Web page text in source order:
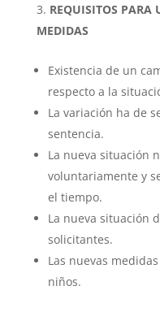
REQUISITOS PARA
MEDIDAS
Existencia de un
respecto a la
La variación ha de
sentencia.
La nueva situación
voluntariamente y
el tiempo.
La nueva situación
solicitantes.
Las nuevas
niños.